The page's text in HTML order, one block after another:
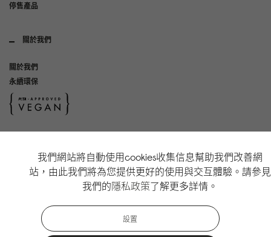
停售產品
關於我們
關於我們
永續環保
Instagram
Copyright Gaston Luga AB. All Rights Reserved.
我們網站將自動使用cookies收集信息幫助我們改善網
站，由此我們將為您提供更好的使用與交互體驗。請參見
我們的隱私政策了解更多詳情。
設置